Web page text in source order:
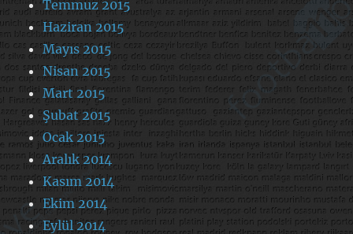
Temmuz 2015
Haziran 2015
Mayıs 2015
Nisan 2015
Mart 2015
Şubat 2015
Ocak 2015
Aralık 2014
Kasım 2014
Ekim 2014
Eylül 2014